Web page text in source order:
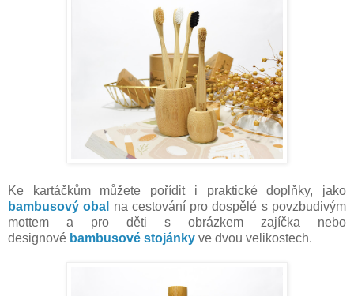
Ke kartáčkům můžete pořídit i praktické doplňky, jako
bambusový obal
na cestování pro dospělé s povzbudivým
mottem a pro děti s obrázkem zajíčka nebo
designové bambusové stojánky ve dvou velikostech.